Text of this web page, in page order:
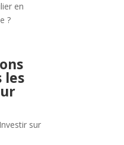
en
?
les
Investir sur